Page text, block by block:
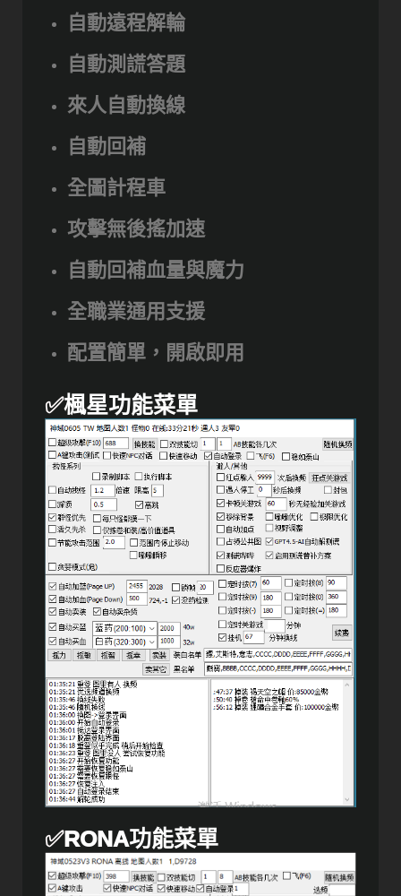
自動遠程解輪
自動測謊答題
來人自動換線
自動回補
全圖計程車
攻擊無後搖加速
自動回補血量與魔力
全職業通用支援
配置簡單，開啟即用
✅楓星功能菜單
✅RONA功能菜單